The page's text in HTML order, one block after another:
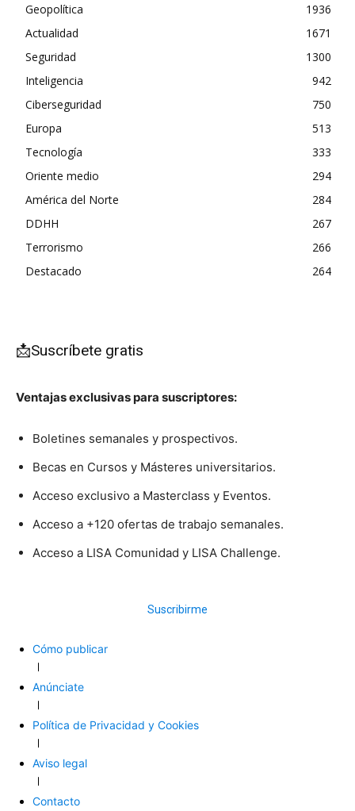
Geopolítica
1936
Actualidad
1671
Seguridad
1300
Inteligencia
942
Ciberseguridad
750
Europa
513
Tecnología
333
Oriente medio
294
América del Norte
284
DDHH
267
Terrorismo
266
Destacado
264
📩Suscríbete gratis
Ventajas exclusivas para suscriptores:
Boletines semanales y prospectivos.
Becas en Cursos y Másteres universitarios.
Acceso exclusivo a Masterclass y Eventos.
Acceso a +120 ofertas de trabajo semanales.
Acceso a LISA Comunidad y LISA Challenge.
Suscribirme
Cómo publicar
Anúnciate
Política de Privacidad y Cookies
Aviso legal
Contacto